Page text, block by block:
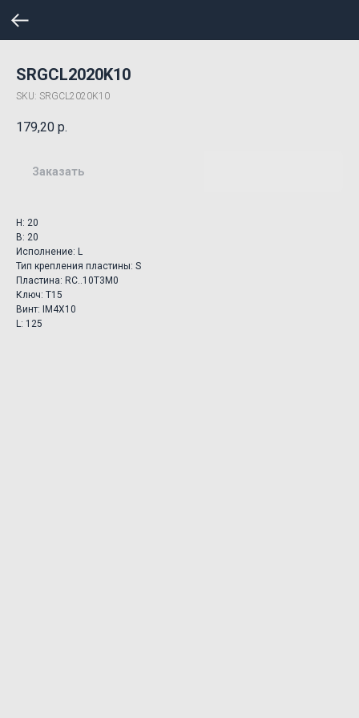
SRGCL2020K10
SKU: SRGCL2020K10
179,20 р.
Заказать
H: 20
B: 20
Исполнение: L
Тип крепления пластины: S
Пластина: RC..10T3M0
Ключ: T15
Винт: IM4X10
L: 125